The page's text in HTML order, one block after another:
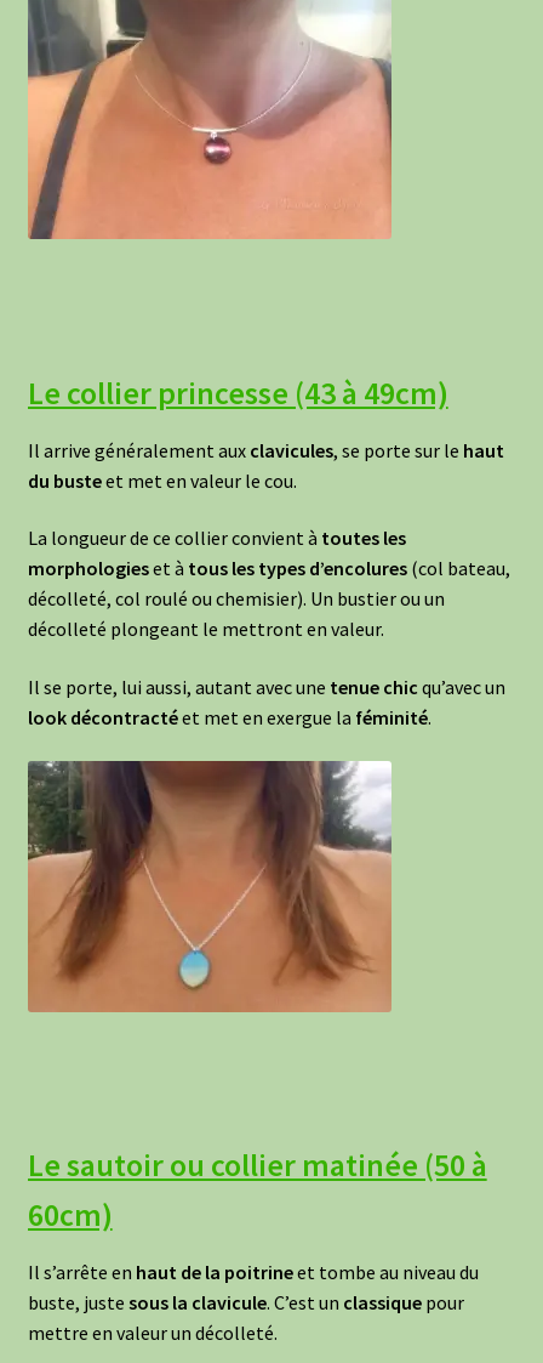
Le collier princesse (43 à 49cm)
Il arrive généralement aux clavicules, se porte sur le haut
du busteet met en valeur le cou.
La longueur de ce collier convient à toutes les
morphologieset à tous les types d’encolures(col bateau,
décolleté, col roulé ou chemisier). Un bustier ou un
décolleté plongeant le mettront en valeur.
Il se porte, lui aussi, autant avec une tenue chic qu’avec un
look décontractéet met en exergue la féminité.
Le sautoir ou collier matinée (50 à
60cm)
Il s’arrête en haut de la poitrineet tombe au niveau du
buste, juste sous la clavicule. C’est un classiquepour
mettre en valeur un décolleté.